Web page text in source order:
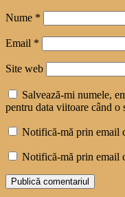
Nume *
Email *
Site web
Salvează-mi numele,
pentru data viitoare când o
Notifică-mă prin email
Notifică-mă prin email